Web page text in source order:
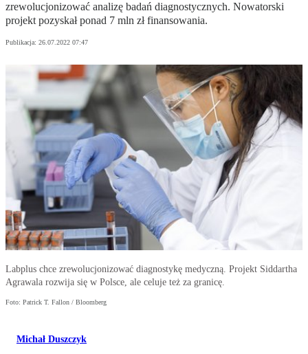
zrewolucjonizować analizę badań diagnostycznych. Nowatorski
projekt pozyskał ponad 7 mln zł finansowania.
Publikacja: 26.07.2022 07:47
Labplus chce zrewolucjonizować diagnostykę medyczną. Projekt Siddartha
Agrawala rozwija się w Polsce, ale celuje też za granicę.
Foto: Patrick T. Fallon / Bloomberg
Michał Duszczyk